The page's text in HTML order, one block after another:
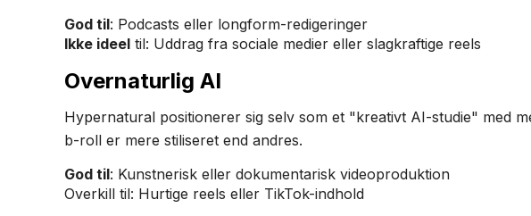
God til: Podcasts eller longform-redigeringer
Ikke ideel til: Uddrag fra sociale medier eller slagkraftige reels
Overnaturlig AI
Hypernatural positionerer sig selv som et "kreativt AI-studie" med
b-roll er mere stiliseret end andres.
God til: Kunstnerisk eller dokumentarisk videoproduktion
Overkill til: Hurtige reels eller TikTok-indhold